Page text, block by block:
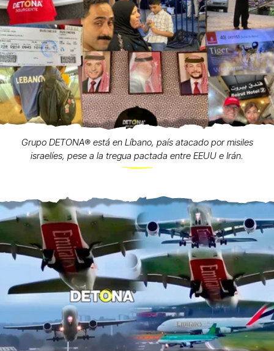
Grupo DETONA®️ está en Líbano, país atacado por misiles
israelíes, pese a la tregua pactada entre EEUU e Irán.